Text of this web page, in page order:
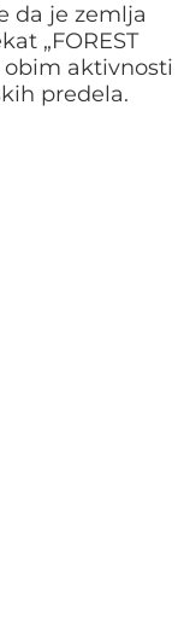
da je zemlja
„FOREST
obim aktivnosti
predela.